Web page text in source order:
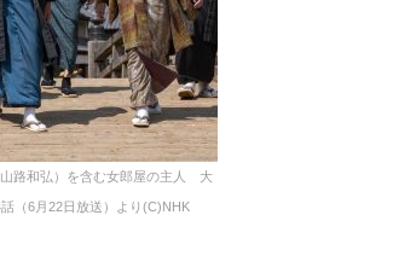
路和弘）を含む女郎屋の主人 大
（6月22日放送）より(C)NHK